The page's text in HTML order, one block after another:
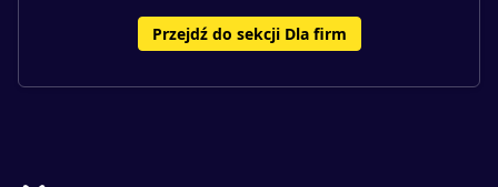
Przejdź do sekcji Dla firm